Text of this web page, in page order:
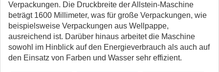
Verpackungen. Die Druckbreite der Allstein-Maschine
beträgt 1600 Millimeter, was für große Verpackungen, wie
beispielsweise Verpackungen aus Wellpappe,
ausreichend ist. Darüber hinaus arbeitet die Maschine
sowohl im Hinblick auf den Energieverbrauch als auch auf
den Einsatz von Farben und Wasser sehr effizient.